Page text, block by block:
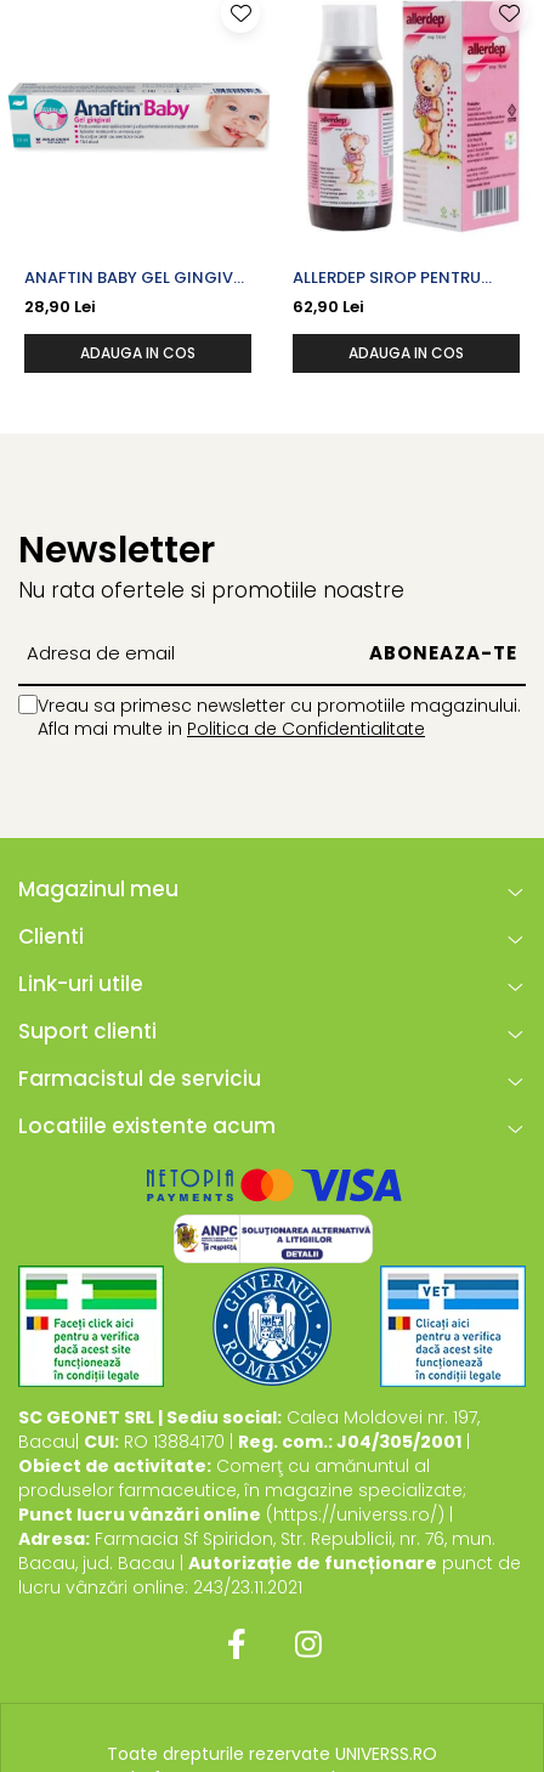
ANAFTIN BABY GEL GINGIVAL
X 10 ML
28,90 Lei
ADAUGA IN COS
ALLERDEP SIROP PENTRU
COPII X 150 ML
62,90 Lei
ADAUGA IN COS
Newsletter
Nu rata ofertele si promotiile noastre
Vreau sa primesc newsletter cu promotiile magazinului.
Afla mai multe in Politica de Confidentialitate
Magazinul meu
Clienti
Link-uri utile
Suport clienti
Farmacistul de serviciu
Locatiile existente acum
SC GEONET SRL | Sediu social: Calea Moldovei nr. 197,
Bacau| CUI: RO 13884170 | Reg. com.: J04/305/2001 |
Obiect de activitate: Comerţ cu amănuntul al
produselor farmaceutice, în magazine specializate;
Punct lucru vânzări online (https://universs.ro/) |
Adresa: Farmacia Sf Spiridon, Str. Republicii, nr. 76, mun.
Bacau, jud. Bacau | Autorizație de funcționare punct de
lucru vânzări online: 243/23.11.2021
Toate drepturile rezervate UNIVERSS.RO